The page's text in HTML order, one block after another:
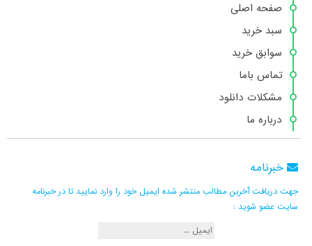
صفحه اصلی
سبد خرید
سوابق خرید
تماس باما
مشکلات دانلود
درباره ما
خبرنامه
جهت دریافت آخرین مطالب منتشر شده ایمیل خود را وارد نمایید تا در خبرنامه
سایت عضو شوید :